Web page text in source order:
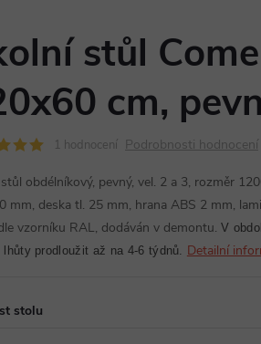
stůl
cm,
1 hodnocení Podrobnosti hodnocení
obdélníkový, pevný, vel. 2 a 3, rozměr
mm, deska tl. 25 mm, hrana ABS 2 mm,
vzorníku RAL, dodáván v demontu. V
lhůty prodloužit až na 4-6 týdnů. Detailní
stolu